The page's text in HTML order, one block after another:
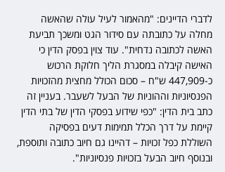
לדברי הדיינים: "מהאמור לעיל עולה שהאשה
מחלה על כתובתה עם סידור הגט ומשכך תביעת
האשה לכתובה נדחית". עוד צוין בפסק הדין כי
האישה קיבלה במסגרת הליך חלוקת הרכוש
כ-447,909 ש"ח – סכום הכולל מחצית מהזכויות
הפנסיוניות וההוניות של הבעל לשעבר. בעניין זה
כתב בית הדין: "כפי שידוע בפסקי הדין של בתי הדין
קיימת על דרך הכלל תמימות דעים בפסיקה
השוללת כפל זכויות – דהיינו גם חיוב כתובה ותוספת,
ובנוסף חיוב הבעל בזכויות פנסיוניות".